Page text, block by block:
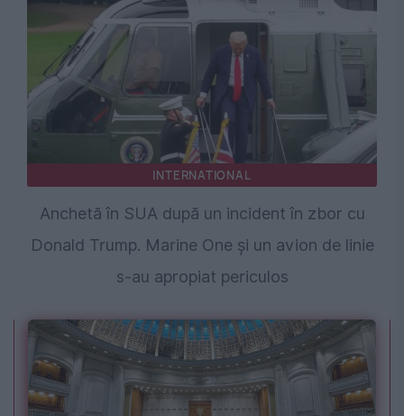
INTERNATIONAL
Anchetă în SUA după un incident în zbor cu
Donald Trump. Marine One și un avion de linie
s-au apropiat periculos